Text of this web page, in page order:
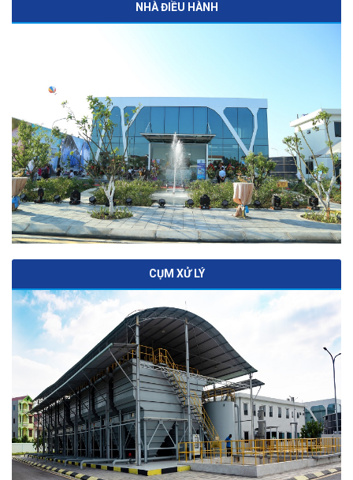
NHÀ ĐIỀU HÀNH
CỤM XỬ LÝ